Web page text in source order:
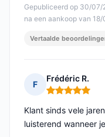
Gepubliceerd op 30/07/
na een aankoop van
Vertaalde
F
Frédéric R.
Opmerking: 5
Klant sinds vele
luisterend wanneer